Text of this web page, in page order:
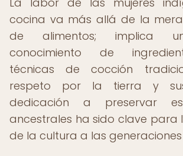
cocina va más allá de la
de alimentos; implica
conocimiento de
técnicas de cocción
respeto por la tierra y
dedicación a preservar
ancestrales ha sido clave para
de la cultura a las